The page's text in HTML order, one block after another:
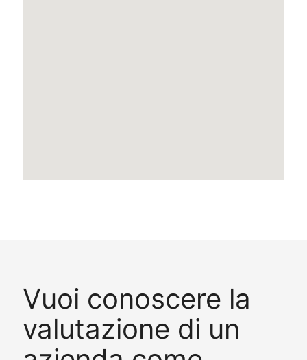
Vuoi conoscere la
valutazione di un